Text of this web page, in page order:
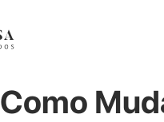
Como